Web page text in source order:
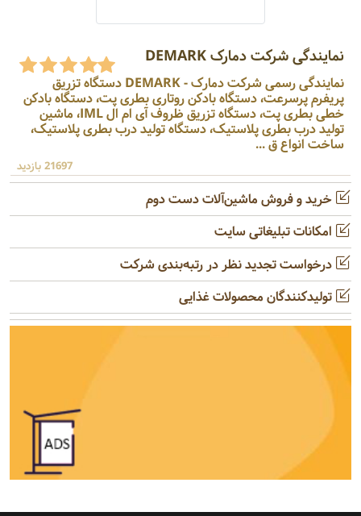
نمایندگی شرکت دمارک DEMARK
نمایندگی رسمی شرکت دمارک - DEMARK دستگاه تزریق
پریفرم پرسرعت، دستگاه بادکن روتاری بطری پت، دستگاه بادکن
خطی بطری پت، دستگاه تزریق ظروف آی ام ال IML، ماشین
تولید درب بطری پلاستیک، دستگاه تولید درب بطری پلاستیک،
ساخت انواع ق ...
21697 بازدید
خرید و فروش ماشین‌آلات دست دوم
امکانات تبلیغاتی سایت
درخواست تجدید نظر در رتبه‌بندی شرکت
تولیدکنندگان محصولات غذایی